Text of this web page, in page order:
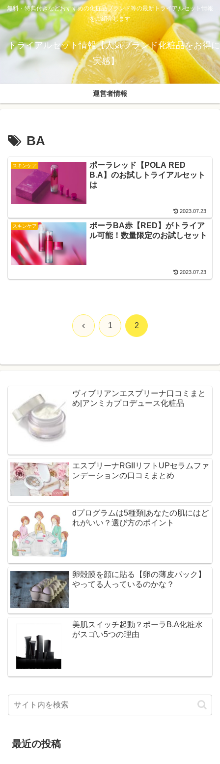
無料・特典付きなどおすすめの化粧品ブランド等の最新トライアルセット情報
をご紹介します
トライアルセット情報【人気ブランド化粧品をお得に
実感】
運営者情報
BA
スキンケア
ポーラレッド【POLA RED
B.A】のお試しトライアルセット
は
2023.07.23
スキンケア
ポーラBA赤【RED】がトライア
ル可能！数量限定のお試しセット
2023.07.23
前 1 2
ヴィブリアンエスプリーナ口コミまと
め|アンミカプロデュース化粧品
エスプリーナRGIIリフトUPセラムファ
ンデーションの口コミまとめ
dプログラムは5種類|あなたの肌にはど
れがいい？選び方のポイント
卵殻膜を顔に貼る【卵の薄皮パック】
やってる人っているのかな？
美肌スイッチ起動？ポーラB.A化粧水
がスゴい5つの理由
最近の投稿